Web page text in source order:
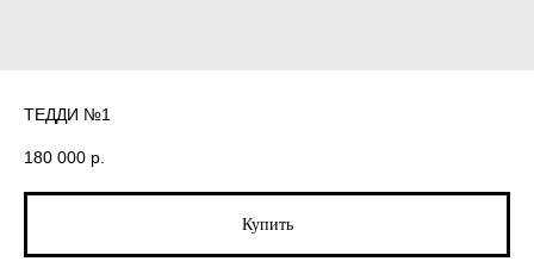
ТЕДДИ №1
180 000 р.
Купить